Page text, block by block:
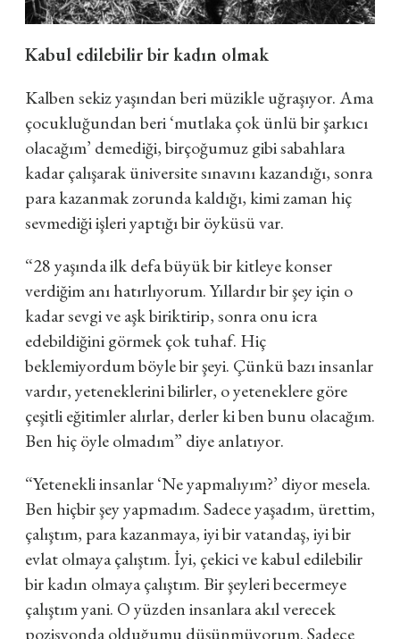
Kabul edilebilir bir kadın olmak
Kalben sekiz yaşından beri müzikle uğraşıyor. Ama
çocukluğundan beri ‘mutlaka çok ünlü bir şarkıcı
olacağım’ demediği, birçoğumuz gibi sabahlara
kadar çalışarak üniversite sınavını kazandığı, sonra
para kazanmak zorunda kaldığı, kimi zaman hiç
sevmediği işleri yaptığı bir öyküsü var.
“28 yaşında ilk defa büyük bir kitleye konser
verdiğim anı hatırlıyorum. Yıllardır bir şey için o
kadar sevgi ve aşk biriktirip, sonra onu icra
edebildiğini görmek çok tuhaf. Hiç
beklemiyordum böyle bir şeyi. Çünkü bazı insanlar
vardır, yeteneklerini bilirler, o yeteneklere göre
çeşitli eğitimler alırlar, derler ki ben bunu olacağım.
Ben hiç öyle olmadım” diye anlatıyor.
“Yetenekli insanlar ‘Ne yapmalıyım?’ diyor mesela.
Ben hiçbir şey yapmadım. Sadece yaşadım, ürettim,
çalıştım, para kazanmaya, iyi bir vatandaş, iyi bir
evlat olmaya çalıştım. İyi, çekici ve kabul edilebilir
bir kadın olmaya çalıştım. Bir şeyleri becermeye
çalıştım yani. O yüzden insanlara akıl verecek
pozisyonda olduğumu düşünmüyorum. Sadece